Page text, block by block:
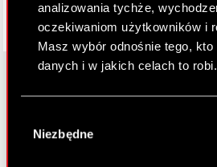
analizowania tychże,
oczekiwaniom użytkowników i
Masz wybór odnośnie tego, kto
danych i w jakich celach to robi.
lokalizacji geograficznej z
zgody
Niezbędne